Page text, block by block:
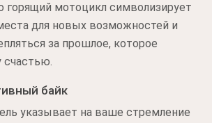
горящий мотоцикл символизирует
для новых возможностей и
за прошлое, которое
байк
указывает на ваше стремление